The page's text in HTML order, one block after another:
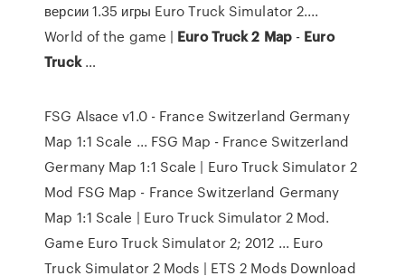
версии 1.35 игры Euro Truck Simulator 2....
World of the game | Euro Truck2 Map- Euro
Truck…
FSG Alsace v1.0 - France Switzerland Germany
Map 1:1 Scale ... FSG Map - France Switzerland
Germany Map 1:1 Scale | Euro Truck Simulator 2
Mod FSG Map - France Switzerland Germany
Map 1:1 Scale | Euro Truck Simulator 2 Mod.
Game Euro Truck Simulator 2; 2012 ... Euro
Truck Simulator 2 Mods | ETS 2 Mods Download